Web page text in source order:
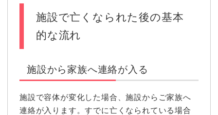
施設で亡くなられた後の基本
的な流れ
施設から家族へ連絡が入る
施設で容体が変化した場合、施設からご家族へ
連絡が入ります。すでに亡くなられている場合